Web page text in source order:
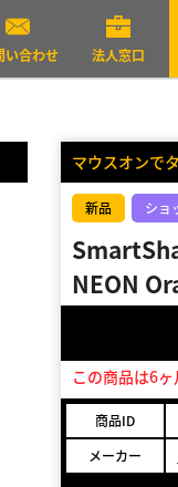
い合わせ 法人窓口
マウスオンで
新品 ショ
NEON
この商品は6ヶ
商品ID
メーカー